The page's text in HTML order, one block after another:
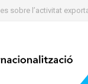
sobre l’activitat